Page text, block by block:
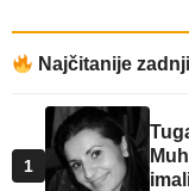
Najčitanije
1